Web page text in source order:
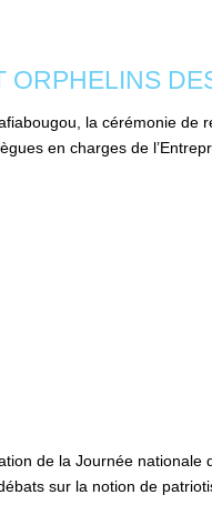
la cérémonie de
en charges de
de la Journée nationale
sur la notion de